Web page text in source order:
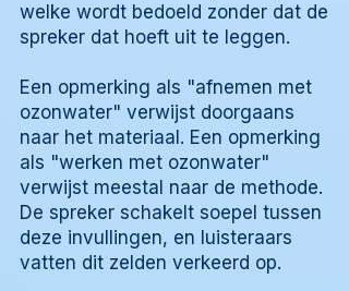
welke wordt bedoeld zonder dat de
spreker dat hoeft uit te leggen.
Een opmerking als "afnemen met
ozonwater" verwijst doorgaans
naar het materiaal. Een opmerking
als "werken met ozonwater"
verwijst meestal naar de methode.
De spreker schakelt soepel tussen
deze invullingen, en luisteraars
vatten dit zelden verkeerd op.